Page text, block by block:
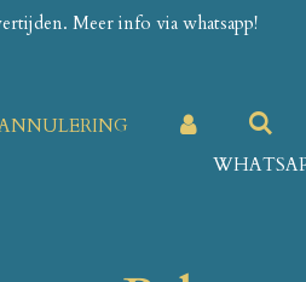
Meer info via whatsapp!